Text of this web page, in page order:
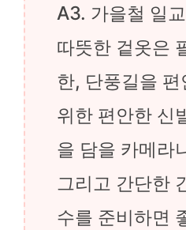
A3. 가을철 일
따뜻한 겉옷은
한, 단풍길을 편
위한 편안한 신
을 담을 카메라
그리고 간단한
수를 준비하면